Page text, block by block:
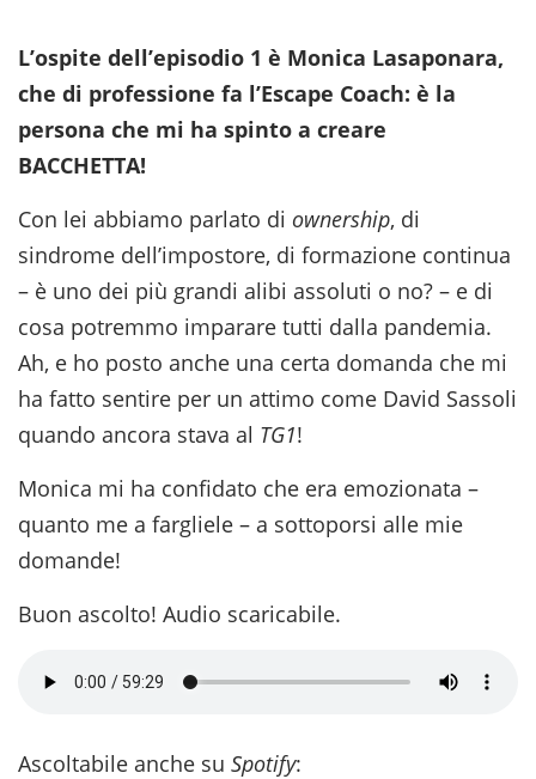
L’ospite dell’episodio 1 è Monica Lasaponara,
che di professione fa l’Escape Coach: è la
persona che mi ha spinto a creare
BACCHETTA!
Con lei abbiamo parlato di ownership, di
sindrome dell’impostore, di formazione continua
– è uno dei più grandi alibi assoluti o no? – e di
cosa potremmo imparare tutti dalla pandemia.
Ah, e ho posto anche una certa domanda che mi
ha fatto sentire per un attimo come David Sassoli
quando ancora stava al TG1!
Monica mi ha confidato che era emozionata –
quanto me a fargliele – a sottoporsi alle mie
domande!
Buon ascolto! Audio scaricabile.
Ascoltabile anche su Spotify: